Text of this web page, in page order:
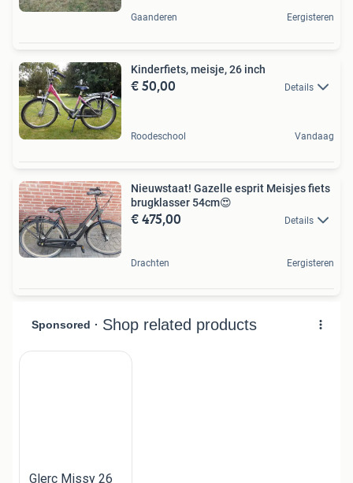
Gaanderen Eergisteren
Kinderfiets, meisje, 26 inch
€ 50,00 Details
Roodeschool Vandaag
Nieuwstaat! Gazelle esprit Meisjes fiets
brugklasser 54cm😍
€ 475,00 Details
Drachten Eergisteren